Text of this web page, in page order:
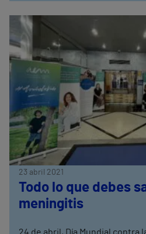
23 abril 2021
Todo lo que debes
meningitis
24 de abril, Día Mundial contra